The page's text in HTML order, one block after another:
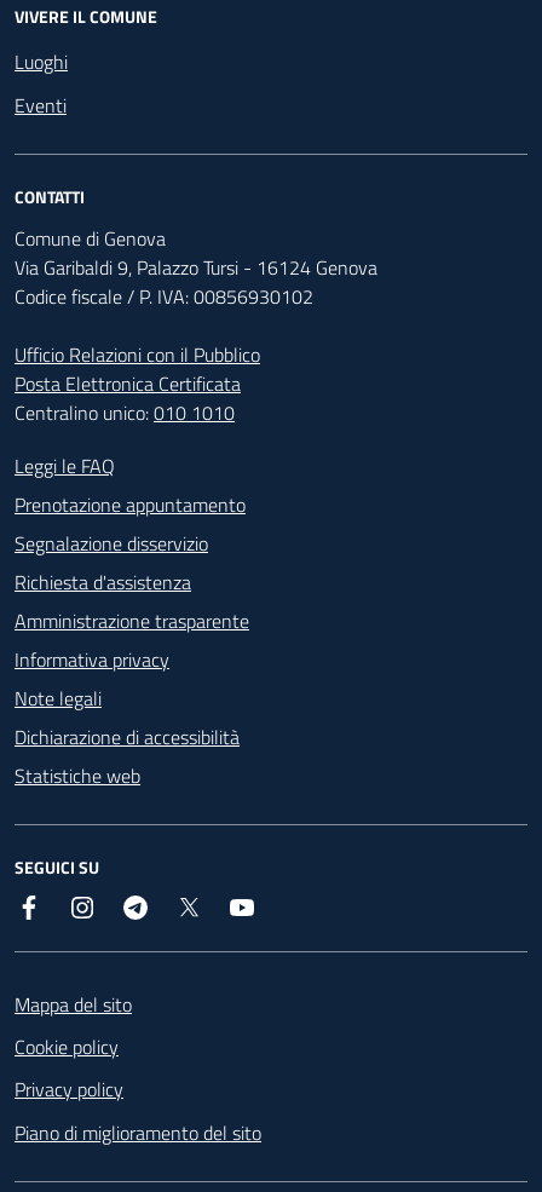
VIVERE IL COMUNE
Luoghi
Eventi
CONTATTI
Comune di Genova
Via Garibaldi 9, Palazzo Tursi - 16124 Genova
Codice fiscale / P. IVA: 00856930102
Ufficio Relazioni con il Pubblico
Posta Elettronica Certificata
Centralino unico:010 1010
Footer - Contatti
Leggi le FAQ
Prenotazione appuntamento
Segnalazione disservizio
Richiesta d'assistenza
Amministrazione trasparente
Informativa privacy
Note legali
Dichiarazione di accessibilità
Statistiche web
SEGUICI SU
Facebook InstagramTelegram
Mappa del sito
Cookie policy
Privacy policy
Piano di miglioramento del sito